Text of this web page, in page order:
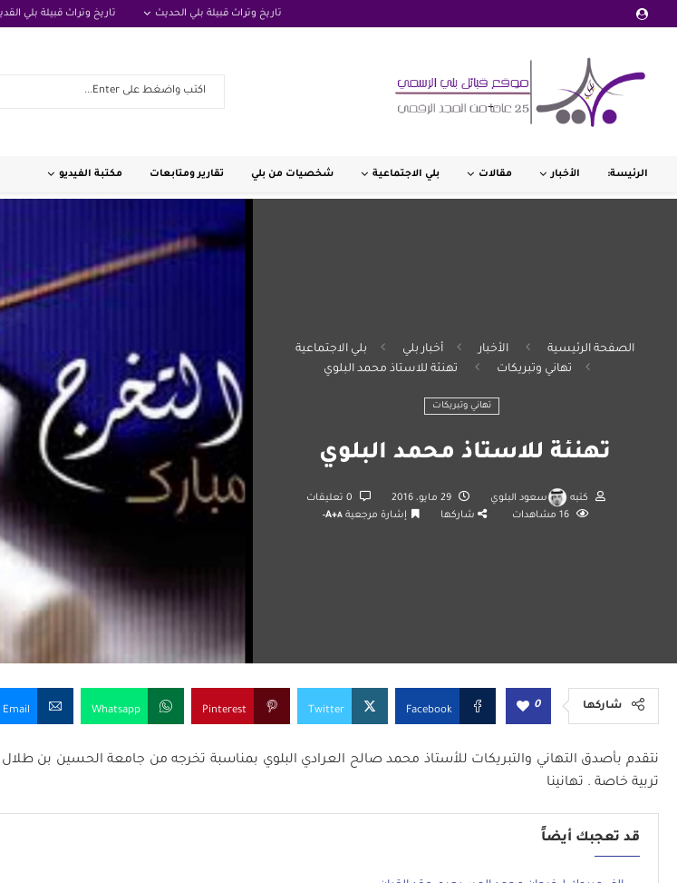
تاريخ وتراث قبيلة بلي الحديث تاريخ وتراث قبيلة بلي
الرئيسة: الأخبار مقالات بلي الاجتماعية شخصيات من بلي تقارير ومتابعات مكتبة الفيديو
الصفحة الرئيسية الأخبار أخبار بلي
بلي الاجتماعية
تهاني وتبريكات
تهنئة للاستاذ محمد البلوي
تهاني وتبريكات
تهنئة للاستاذ محمد البلوي
كتبه سعود البلوي 29 مايو، 2016
16 مشاهدات شاركها إشارة مرجعية A+A-
شاركها 0
Facebook
Twitter
Pinterest
Whatsapp
Email
نتقدم بأصدق التهاني والتبريكات للأستاذ محمد صالح العرادي البلوي بمناسبة تخرجه من جامعة الحسين بن طلال
تربية خاصة . تهانينا
قد تعجبك أيضاً